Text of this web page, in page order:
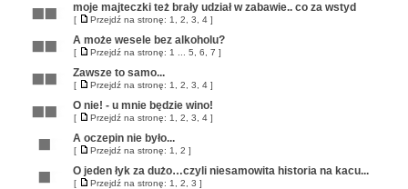
moje majteczki też brały udział w zabawie.. co za wstyd
[ Przejdź na stronę: 1 2 3 4 ]
A może wesele bez alkoholu?
[ Przejdź na stronę: 1 5 6 7 ]
Zawsze to samo...
[ Przejdź na stronę: 1 2 3 4 ]
O nie! - u mnie będzie wino!
[ Przejdź na stronę: 1 2 3 4 ]
A oczepin nie było...
[ Przejdź na stronę: 1 2 ]
O jeden łyk za dużo…czyli niesamowita historia na kacu...
[ Przejdź na stronę: 1 2 3 ]